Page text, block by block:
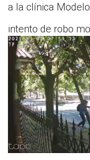
a la clínica
intento de robo